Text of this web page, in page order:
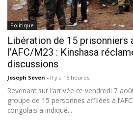
Politique
Libération de 15 prisonniers
l’AFC/M23 : Kinshasa
discussions
Joseph Seven - Il y a 16 heures
Revenant sur l’arrivée ce vendredi 7
groupe de 15 personnes affilées à
congolais a indiqué...